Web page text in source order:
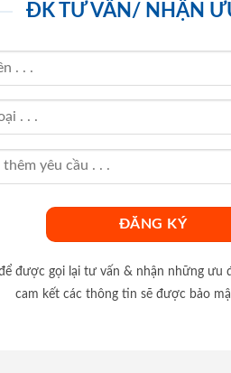
ĐK TƯ VẤN/ NHẬN
được gọi lại tư vấn & nhận những ưu
cam kết các thông tin sẽ được bảo